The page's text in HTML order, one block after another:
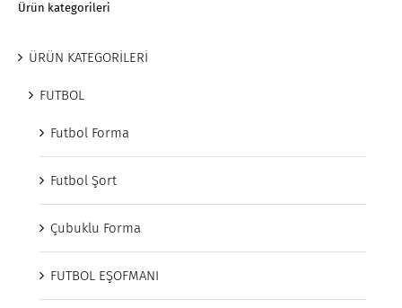
Ürün kategorileri
ÜRÜN KATEGORİLERİ
FUTBOL
Futbol Forma
Futbol Şort
Çubuklu Forma
FUTBOL EŞOFMANI